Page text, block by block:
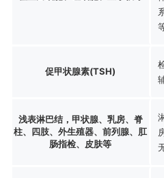
促甲状腺素(TSH)
浅表淋巴结，甲状腺、乳房、脊
柱、四肢、外生殖器、前列腺、肛
肠指检、皮肤等